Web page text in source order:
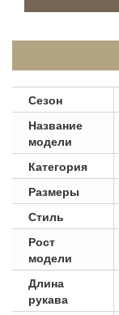
Сезон
Название
модели
Категория
Размеры
Стиль
Рост
модели
Длина
рукава